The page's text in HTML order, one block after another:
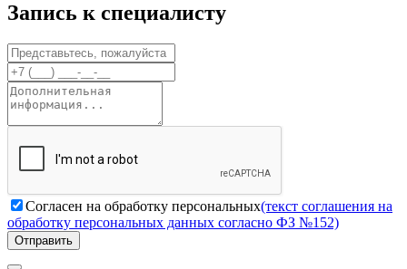
Запись к специалисту
Согласен на обработку персональных(текст соглашения на
обработку персональных данных согласно ФЗ №152)
Отправить